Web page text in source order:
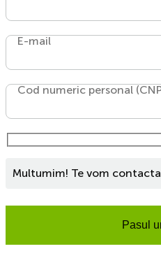
E-mail
Cod numeric personal
Multumim! Te vom
Pasul